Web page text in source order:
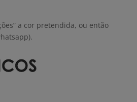
a cor pretendida, ou então